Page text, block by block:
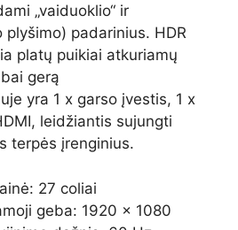
„vaiduoklio“ ir
plyšimo) padarinius. HDR
platų puikiai atkuriamų
gerą
yra 1 x garso įvestis, 1 x
leidžiantis sujungti
terpės įrenginius.
27 coliai
geba: 1920 × 1080